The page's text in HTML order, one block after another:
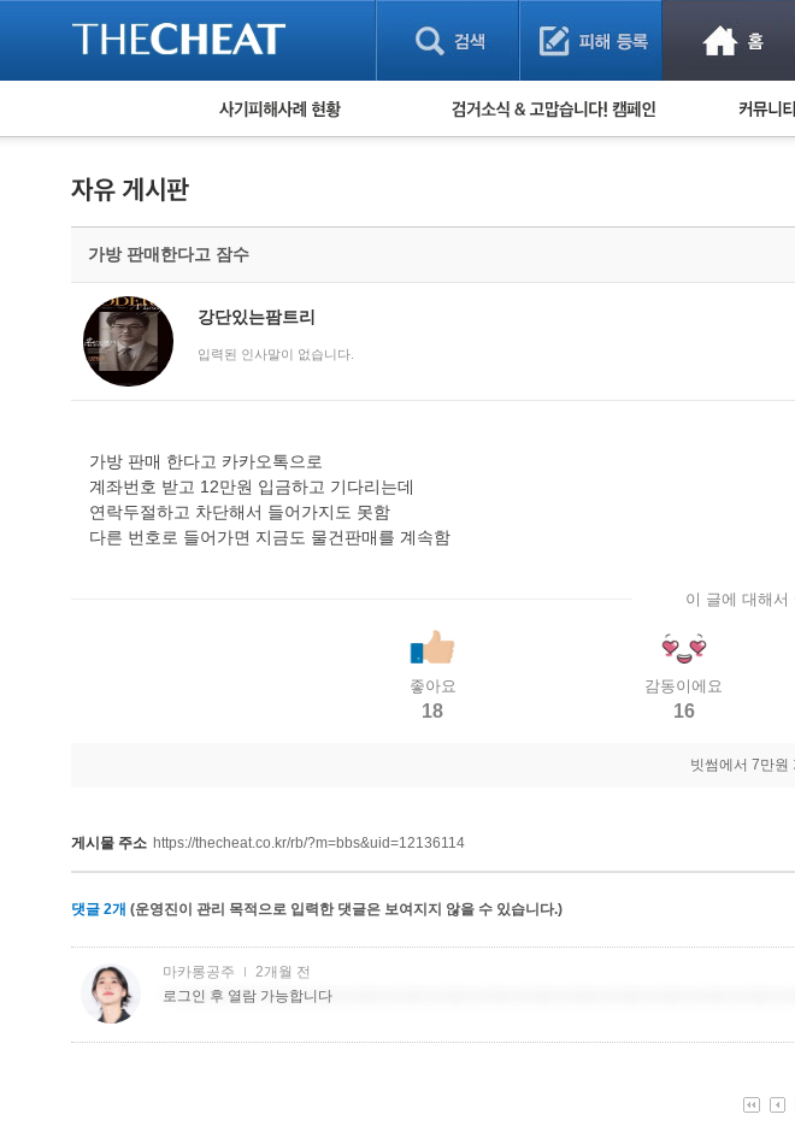
피해사례 현황
보이스피싱 피해사례
유해사이트 목록
비공개 피해사례
워킹홀리데이 피해사례
검거 소식 사기 예
가방 판매한다고 잠수
강단있는팜트리
입력된 인사말이 없습니다.
가방 판매 한다고 카카오톡으로
계좌번호 받고 12만원 입금하고 기다리는데
연락두절하고 차단해서 들어가지도 못함
다른 번호로 들어가면 지금도 물건판매를 계속함
이 글에 대해서
좋아요
18
감동이에요
16
빗썸에서 7만원
게시물 주소 https://thecheat.co.kr/rb/?m=bbs&uid=12136114
댓글 2개 (운영진이 관리 목적으로 입력한 댓글은 보여지지 않을 수 있습니다.)